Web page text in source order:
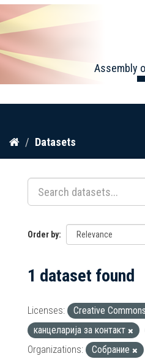
Skip
content
Assembly
Datasets
Order by
1 dataset found
Licenses: Creative
канцеларија за контакт
Organizations:
Собрание